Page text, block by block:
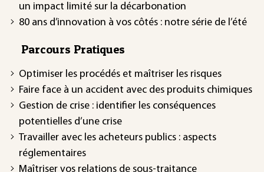
un impact limité sur la décarbonation
80 ans d’innovation à vos côtés : notre série de l’été
Parcours Pratiques
Optimiser les procédés et maîtriser les risques
Faire face à un accident avec des produits chimiques
Gestion de crise : identifier les conséquences
potentielles d’une crise
Travailler avec les acheteurs publics : aspects
réglementaires
Maîtriser vos relations de sous-traitance